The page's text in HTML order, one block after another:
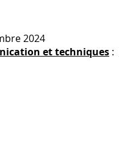
2024
et techniques :